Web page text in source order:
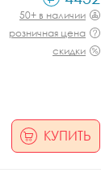
50+ в наличии
розничная цена
скидки
КУПИТЬ